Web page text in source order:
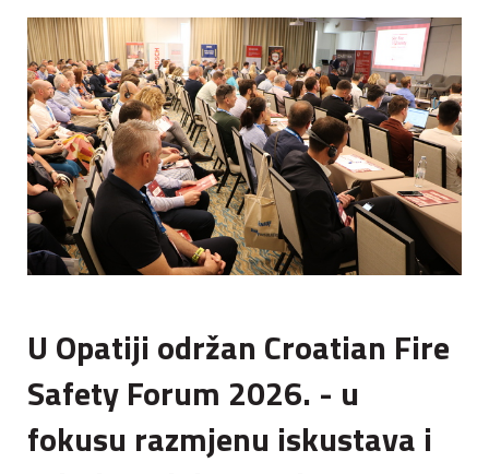
U Opatiji održan Croatian Fire
Safety Forum 2026. - u
fokusu razmjenu iskustava i